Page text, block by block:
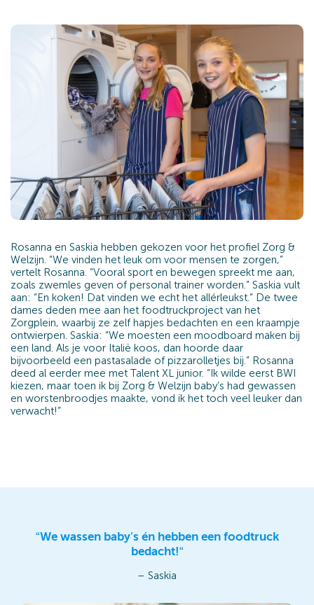
Rosanna en Saskia hebben gekozen voor het profiel Zorg &
Welzijn. “We vinden het leuk om voor mensen te zorgen,”
vertelt Rosanna. “Vooral sport en bewegen spreekt me aan,
zoals zwemles geven of personal trainer worden.” Saskia vult
aan: “En koken! Dat vinden we echt het allérleukst.” De twee
dames deden mee aan het foodtruckproject van het
Zorgplein, waarbij ze zelf hapjes bedachten en een kraampje
ontwierpen. Saskia: “We moesten een moodboard maken bij
een land. Als je voor Italië koos, dan hoorde daar
bijvoorbeeld een pastasalade of pizzarolletjes bij.” Rosanna
deed al eerder mee met Talent XL junior. “Ik wilde eerst BWI
kiezen, maar toen ik bij Zorg & Welzijn baby’s had gewassen
en worstenbroodjes maakte, vond ik het toch veel leuker dan
verwacht!”
“We wassen baby’s én hebben een foodtruck
bedacht!“
– Saskia